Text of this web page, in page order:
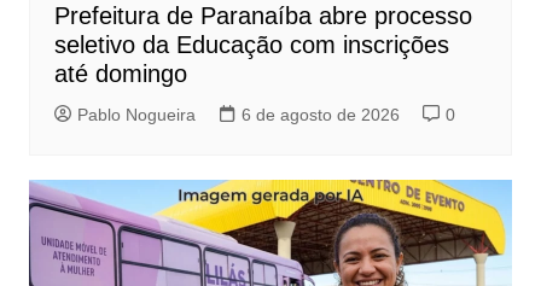
Prefeitura de Paranaíba abre processo
seletivo da Educação com inscrições
até domingo
Pablo Nogueira 6 de agosto de 2026 0